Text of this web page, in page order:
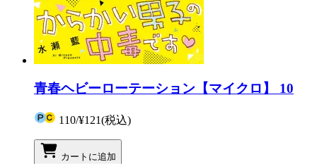
青春ヘビーローテーション【マイクロ】 10
110/¥121(税込)
カートに追加